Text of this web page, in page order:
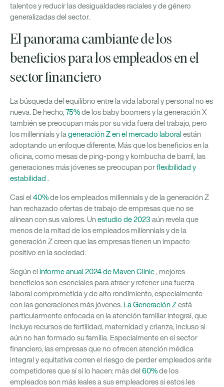
talentos y reducir las desigualdades raciales y de género
generalizadas del sector.
El panorama cambiante de los
beneficios para los empleados en el
sector financiero
La búsqueda del equilibrio entre la vida laboral y personal no es
nueva. De hecho, 75%de los baby boomers y la generación X
también se preocupan más por su vida fuera del trabajo, pero
los millennials y la generación Z en el mercado laboral están
adoptando un enfoque diferente. Más que los beneficios en la
oficina, como mesas de ping-pong y kombucha de barril, las
generaciones más jóvenes se preocupan porflexibilidad y
estabilidad .
Casi el 40%de los empleados millennials y de la generación Z
han rechazado ofertas de trabajo de empresas que no se
alinean con sus valores. Unestudio de 2023 aún revela que
menos de la mitad de los empleados millennials y de la
generación Z creen que las empresas tienen un impacto
positivo en la sociedad.
Según el informe anual 2024 de Maven Clinic, mejores
beneficios son esenciales para atraer y retener una fuerza
laboral comprometida y de alto rendimiento, especialmente
con las generaciones más jóvenes. La Generación Zestá
particularmente enfocada en la atención familiar integral, que
incluye recursos de fertilidad, maternidad y crianza, incluso si
aún no han formado su familia. Especialmente en el sector
financiero, las empresas que no ofrecen atención médica
integral y equitativa corren el riesgo de perder empleados ante
competidores que sí sí lo hacen: más del 60%de los
empleados son más leales a sus empleadores si estos les